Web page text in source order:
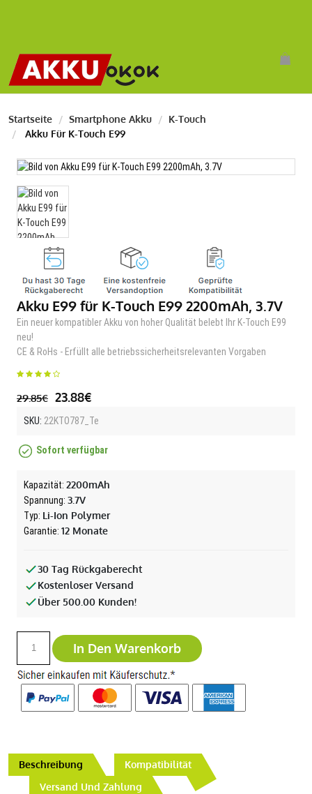
Startseite Smartphone Akku
K-Touch
Akku Für K-Touch E99
Akku E99 für K-Touch E99 2200mAh, 3.7V
Ein neuer kompatibler Akku von hoher Qualität belebt Ihr K-Touch E99
neu!
CE & RoHs - Erfüllt alle betriebssicherheitsrelevanten Vorgaben
29.85€ 23.88€
SKU: 22KTO787_Te
Sofort verfügbar
Kapazität: 2200mAh
Spannung: 3.7V
Typ: Li-Ion Polymer
Garantie: 12 Monate
30 Tag Rückgaberecht
Kostenloser Versand
Über 500.00 Kunden!
In Den Warenkorb
Beschreibung
Kompatibilität
Versand Und Zahlung